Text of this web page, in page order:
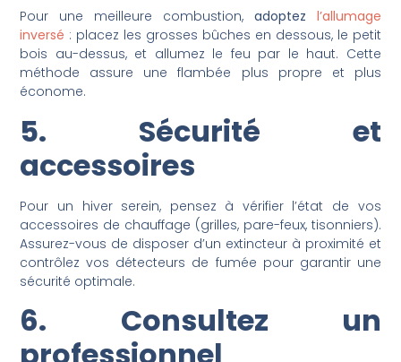
Pour une meilleure combustion, adoptez l’allumage
inversé : placez les grosses bûches en dessous, le petit
bois au-dessus, et allumez le feu par le haut. Cette
méthode assure une flambée plus propre et plus
économe.
5. Sécurité et
accessoires
Pour un hiver serein, pensez à vérifier l’état de vos
accessoires de chauffage (grilles, pare-feux, tisonniers).
Assurez-vous de disposer d’un extincteur à proximité et
contrôlez vos détecteurs de fumée pour garantir une
sécurité optimale.
6. Consultez un